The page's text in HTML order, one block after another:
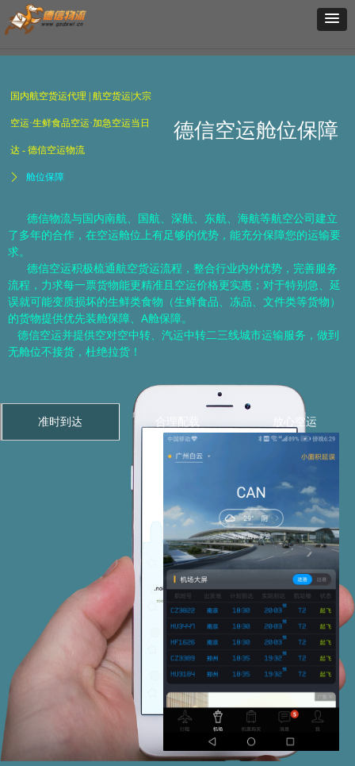
准时到达 合理配载 放心空运
德信空运舱位保障
德信物流与国内南航、国航、深航、东航、海航等航空公司建立
了多年的合作，在空运舱位上有足够的优势，能充分保障您的运输要
求。
德信空运积极梳通航空货运流程，整合行业内外优势，完善服务
流程，力求每一票货物能更精准且空运价格更实惠；对于特别急、延
误就可能变质损坏的生鲜类食物（生鲜食品、冻品、文件类等货物）
的货物提供优先装舱保障、A舱保障。
德信空运并提供空对空中转、汽运中转二三线城市运输服务，做到
无舱位不接货，杜绝拉货！
国内航空货运代理 | 航空货运|大宗
空运·生鲜食品空运·加急空运当日
达 - 德信空运物流
ꄲ 舱位保障